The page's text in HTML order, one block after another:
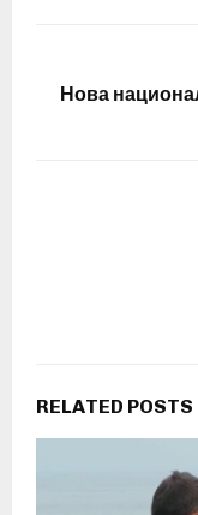
Нова
RELATED POSTS